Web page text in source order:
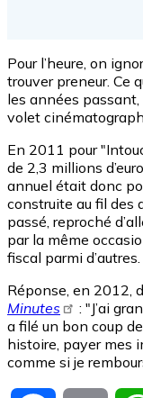
Pour l’heure, on
trouver preneur. Ce
les années passant,
volet
En 2011 pour
de 2,3 millions
annuel était donc
construite au fil des
passé, reproché
par la même
fiscal parmi d’autres.
Réponse, en 2012,
Minutes
: "J’ai
a filé un bon coup
histoire, payer mes
comme si je